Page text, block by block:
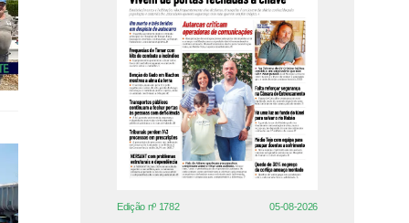
Edição nº 1782 05-08-2026